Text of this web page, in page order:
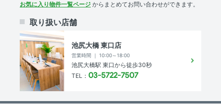
物件概要
総戸数
土地面積 -㎡
権利 所有権
お気に入り物件一覧ページ からまとめてお問い合わせができます。
取り扱い店舗
池尻大橋 東口店
営業時間 ｜ 10:00～18:00
池尻大橋駅 東口から徒歩30秒
TEL： 03-5722-7507